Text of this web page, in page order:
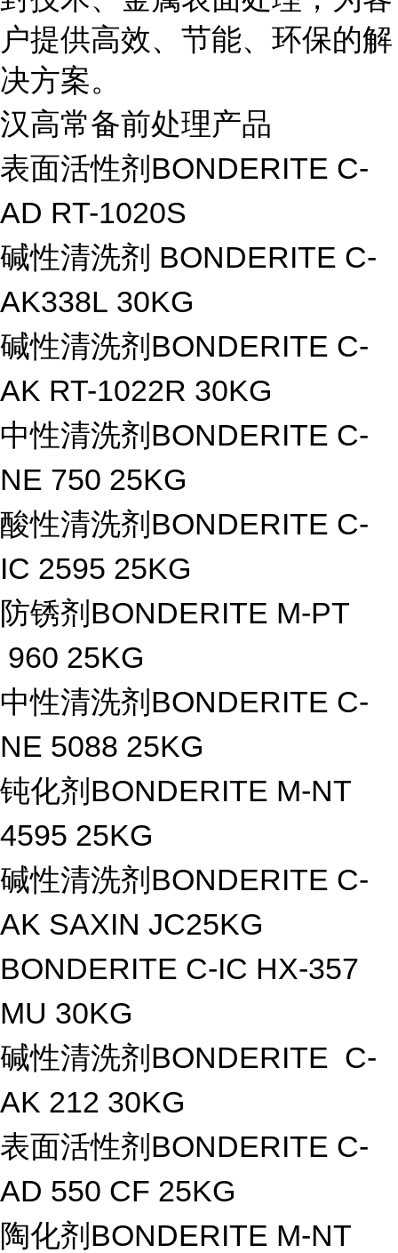
户提供高效、节能、环保的解
决方案。
汉高常备前处理产品
表面活性剂BONDERITE C-
AD RT-1020S
碱性清洗剂 BONDERITE C-
AK338L 30KG
碱性清洗剂BONDERITE C-
AK RT-1022R 30KG
中性清洗剂BONDERITE C-
NE 750 25KG
酸性清洗剂BONDERITE C-
IC 2595 25KG
防锈剂BONDERITE M-PT
960 25KG
中性清洗剂BONDERITE C-
NE 5088 25KG
钝化剂BONDERITE M-NT
4595 25KG
碱性清洗剂BONDERITE C-
AK SAXIN JC25KG
BONDERITE C-IC HX-357
MU 30KG
碱性清洗剂BONDERITE C-
AK 212 30KG
表面活性剂BONDERITE C-
AD 550 CF 25KG
陶化剂BONDERITE M-NT